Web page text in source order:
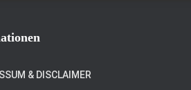
& DISCLAIMER